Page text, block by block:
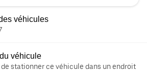
véhicules
véhicule
stationner ce véhicule dans un endroit